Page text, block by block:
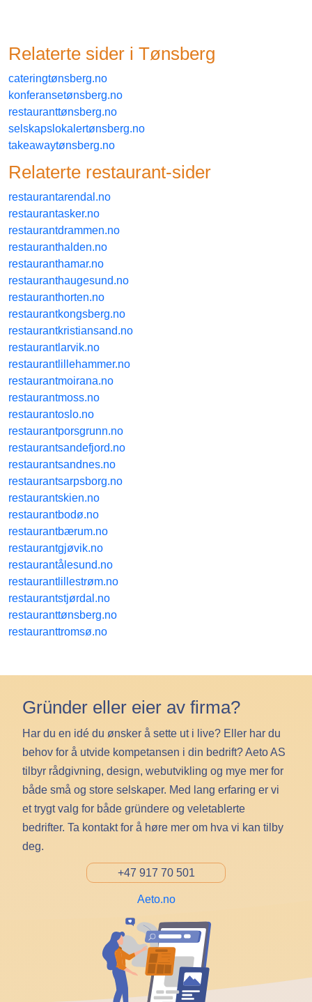
Relaterte sider i tønsberg
cateringtønsberg.no
konferansetønsberg.no
restauranttønsberg.no
selskapslokalertønsberg.no
takeawaytønsberg.no
Relaterte restaurant-sider
restaurantarendal.no
restaurantasker.no
restaurantdrammen.no
restauranthalden.no
restauranthamar.no
restauranthaugesund.no
restauranthorten.no
restaurantkongsberg.no
restaurantkristiansand.no
restaurantlarvik.no
restaurantlillehammer.no
restaurantmoirana.no
restaurantmoss.no
restaurantoslo.no
restaurantporsgrunn.no
restaurantsandefjord.no
restaurantsandnes.no
restaurantsarpsborg.no
restaurantskien.no
restaurantbodø.no
restaurantbærum.no
restaurantgjøvik.no
restaurantålesund.no
restaurantlillestrøm.no
restaurantstjørdal.no
restauranttønsberg.no
restauranttromsø.no
Gründer eller eier av firma?
Har du en idé du ønsker å sette ut i live? Eller har du
behov for å utvide kompetansen i din bedrift? Aeto AS
tilbyr rådgivning, design, webutvikling og mye mer for
både små og store selskaper. Med lang erfaring er vi
et trygt valg for både gründere og veletablerte
bedrifter. Ta kontakt for å høre mer om hva vi kan tilby
deg.
+47 917 70 501
Aeto.no